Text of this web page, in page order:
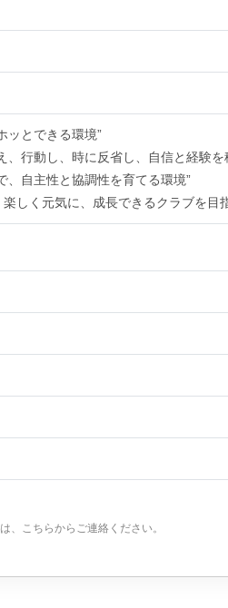
ッとできる環境”
、行動し、時に反省し、自信と経験を
、自主性と協調性を育てる環境”
しく元気に、成長できるクラブを目
、こちらからご連絡ください。